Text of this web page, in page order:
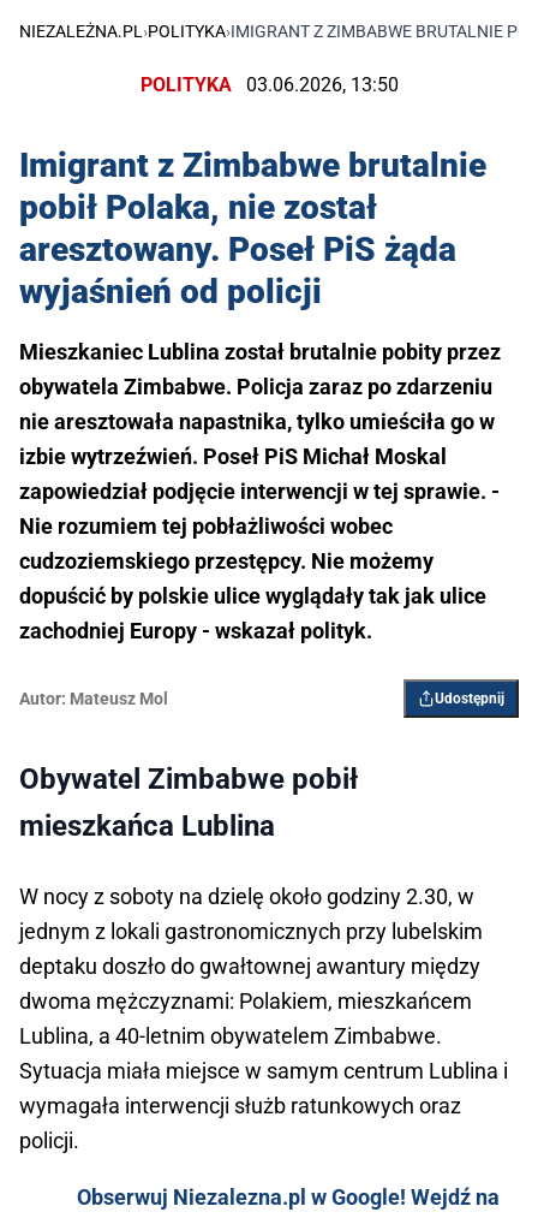
NIEZALEŻNA.PL ›POLITYKA›IMIGRANT Z ZIMBABWE BRUTALNIE
POLITYKA 03.06.2026, 13:50
Imigrant z Zimbabwe brutalnie
pobił Polaka, nie został
aresztowany. Poseł PiS żąda
wyjaśnień od policji
Mieszkaniec Lublina został brutalnie pobity przez
obywatela Zimbabwe. Policja zaraz po zdarzeniu
nie aresztowała napastnika, tylko umieściła go w
izbie wytrzeźwień. Poseł PiS Michał Moskal
zapowiedział podjęcie interwencji w tej sprawie. -
Nie rozumiem tej pobłażliwości wobec
cudzoziemskiego przestępcy. Nie możemy
dopuścić by polskie ulice wyglądały tak jak ulice
zachodniej Europy - wskazał polityk.
Autor: Mateusz Mol Udostępnij
Obywatel Zimbabwe pobił
mieszkańca Lublina
W nocy z soboty na dzielę około godziny 2.30, w
jednym z lokali gastronomicznych przy lubelskim
deptaku doszło do gwałtownej awantury między
dwoma mężczyznami: Polakiem, mieszkańcem
Lublina, a 40-letnim obywatelem Zimbabwe.
Sytuacja miała miejsce w samym centrum Lublina i
wymagała interwencji służb ratunkowych oraz
policji.
Obserwuj Niezalezna.pl w Google! Wejdź na